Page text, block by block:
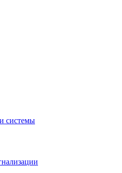
системы